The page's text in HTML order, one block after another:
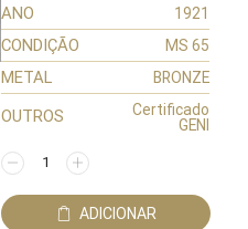
ANO 1921
CONDIÇÃO MS 65
METAL BRONZE
OUTROS
Certificado
GENI
ADICIONAR